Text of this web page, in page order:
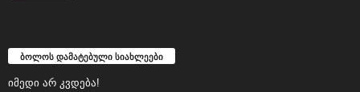
ბოლოს დამატებული სიახლეები
იმედი არ კვდება!